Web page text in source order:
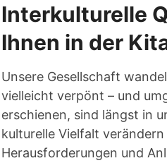
Interkulturelle
Ihnen in der
Unsere Gesellschaft
vielleicht verpönt – und
erschienen, sind längst in
kulturelle Vielfalt
Herausforderungen und